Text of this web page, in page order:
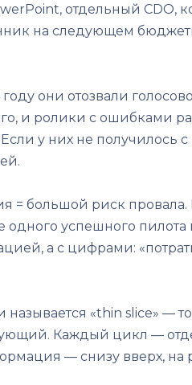
отдельный CDO,
на следующем
они отозвали
и ролики с ошибками
у них не получилось с
= большой риск
успешного
а с цифрами:
«thin slice» —
Каждый цикл —
— снизу вверх, на